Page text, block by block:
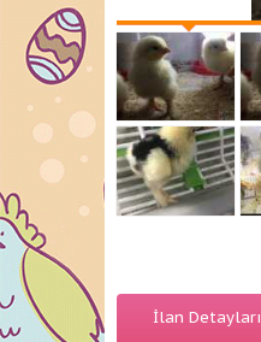
İlan Detayları